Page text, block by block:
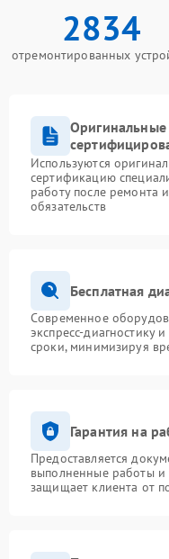
2834
отремонтированных
Оригинальные
Используются
сертификацию
работу после ремонта
обязательств
Бесплатная
Современное
экспресс-диагностику
сроки, минимизируя
Гарантия на
Предоставляется
выполненные работы и
защищает клиента от